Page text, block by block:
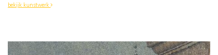
bekijk kunstwerk